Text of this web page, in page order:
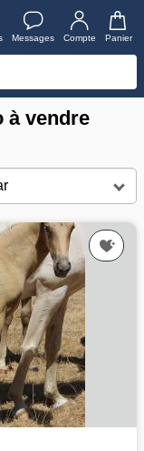
Messages Compte Panier
à vendre